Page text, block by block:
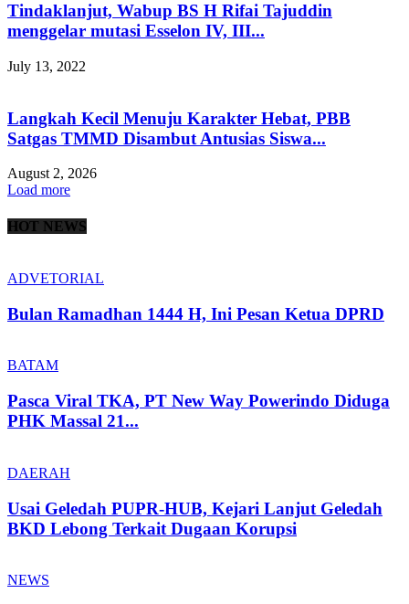
Tindaklanjut, Wabup BS H Rifai Tajuddin
menggelar mutasi Esselon IV, III...
July 13, 2022
Langkah Kecil Menuju Karakter Hebat, PBB
Satgas TMMD Disambut Antusias Siswa...
August 2, 2026
Load more
HOT NEWS
ADVETORIAL
Bulan Ramadhan 1444 H, Ini Pesan Ketua DPRD
BATAM
Pasca Viral TKA, PT New Way Powerindo Diduga
PHK Massal 21...
DAERAH
Usai Geledah PUPR-HUB, Kejari Lanjut Geledah
BKD Lebong Terkait Dugaan Korupsi
NEWS